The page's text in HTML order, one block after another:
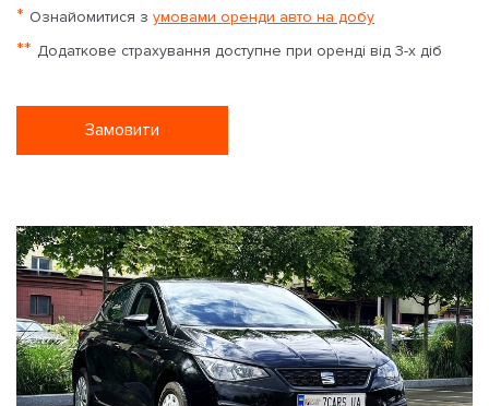
* Ознайомитися з умовами оренди авто на добу
** Додаткове страхування доступне при оренді від 3-х діб
Замовити